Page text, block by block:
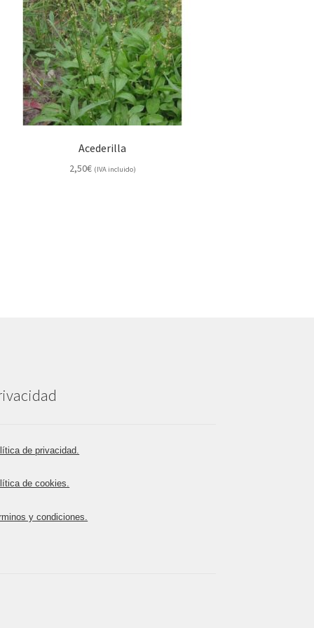
Acederilla
2,50€ (IVA incluido)
de privacidad.
de cookies.
y condiciones.